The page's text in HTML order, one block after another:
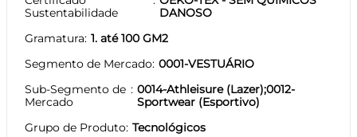
Sustentabilidade
DANOSO
Gramatura 1. até 100 GM2
Segmento de Mercado 0001-VESTUÁRIO
Sub-Segmento de
Mercado
0014-Athleisure (Lazer);0012-
Sportwear (Esportivo)
Grupo de Produto Tecnológicos